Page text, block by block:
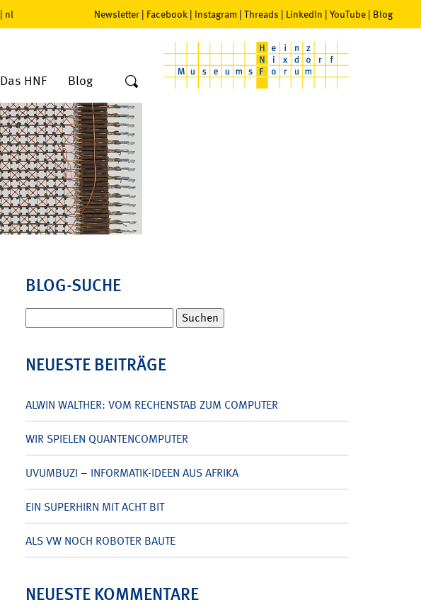
| nl Newsletter | Facebook | Instagram | Threads | LinkedIn | YouTube | Blog
Das HNF Blog
BLOG-SUCHE
nach:
NEUESTE BEITRÄGE
ALWIN WALTHER: VOM RECHENSTAB ZUM COMPUTER
WIR SPIELEN QUANTENCOMPUTER
UVUMBUZI – INFORMATIK-IDEEN AUS AFRIKA
EIN SUPERHIRN MIT ACHT BIT
ALS VW NOCH ROBOTER BAUTE
NEUESTE KOMMENTARE